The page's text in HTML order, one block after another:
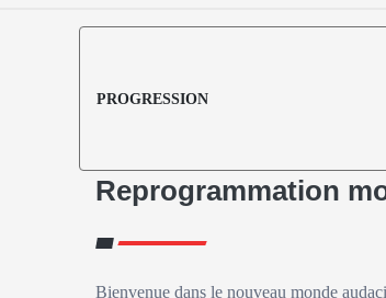
PROGRESSION
Reprogrammation
Bienvenue dans le nouveau monde